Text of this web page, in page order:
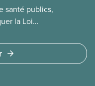
santé publics,
la Loi
aux
pas de